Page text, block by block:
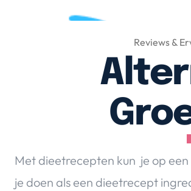
Reviews &
Met dieetrecepten kun je op
je doen als een dieetrecept